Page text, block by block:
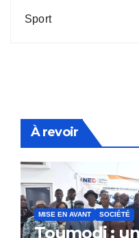
Sport
À revoir
MISE EN AVANT SOCIÉTÉ
Toumodi :